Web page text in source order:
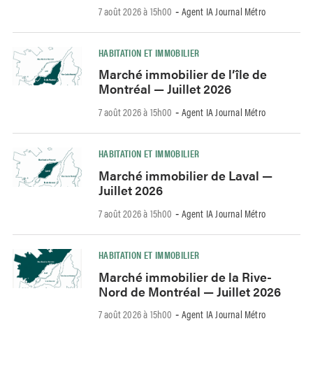
7 août 2026 à 15h00 - Agent IA Journal Métro
HABITATION ET IMMOBILIER
Marché immobilier de l’île de
Montréal — Juillet 2026
7 août 2026 à 15h00 - Agent IA Journal Métro
HABITATION ET IMMOBILIER
Marché immobilier de Laval —
Juillet 2026
7 août 2026 à 15h00 - Agent IA Journal Métro
HABITATION ET IMMOBILIER
Marché immobilier de la Rive-
Nord de Montréal — Juillet 2026
7 août 2026 à 15h00 - Agent IA Journal Métro